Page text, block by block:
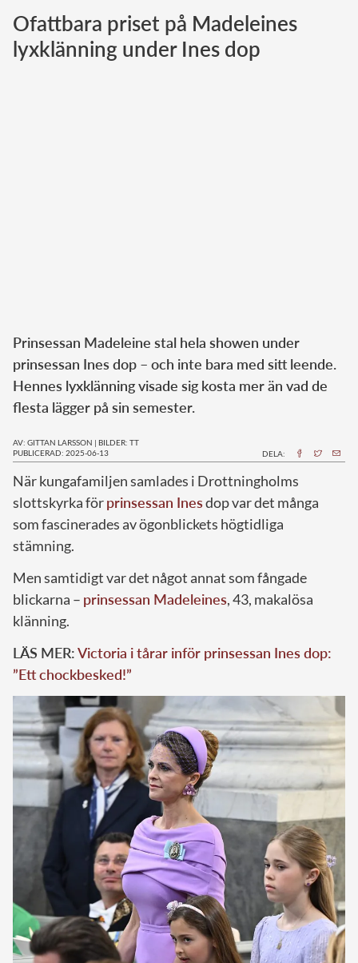
Norska kungahuset
Danska kungahuset
Ofattbara priset på Madeleines
lyxklänning under Ines dop
Prinsessan Madeleine stal hela showen under
prinsessan Ines dop – och inte bara med sitt leende.
Hennes lyxklänning visade sig kosta mer än vad de
flesta lägger på sin semester.
AV: GITTAN LARSSON | BILDER: TT
PUBLICERAD: 2025-06-13
DELA:
När kungafamiljen samlades i Drottningholms
slottskyrka förprinsessan Inesdop var det många
som fascinerades av ögonblickets högtidliga
stämning.
Men samtidigt var det något annat som fångade
blickarna – prinsessan Madeleines, 43, makalösa
klänning.
LÄS MER:Victoria i tårar inför prinsessan Ines dop:
”Ett chockbesked!”